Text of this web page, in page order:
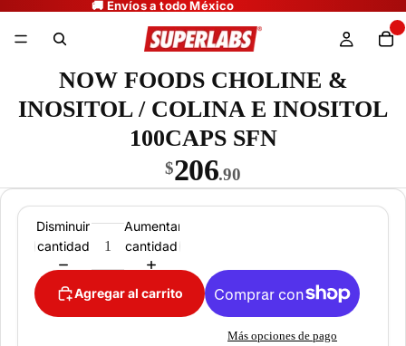
NOW FOODS CHOLINE &
INOSITOL / COLINA E INOSITOL
100CAPS SFN
$206.90
Disminuir
cantidad
Aumentar
cantidad
Agregar al carrito
Más opciones de pago